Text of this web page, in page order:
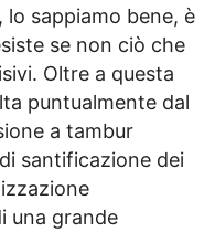
sappiamo bene, è
se non ciò che
Oltre a questa
puntualmente dal
a tambur
santificazione dei
una grande